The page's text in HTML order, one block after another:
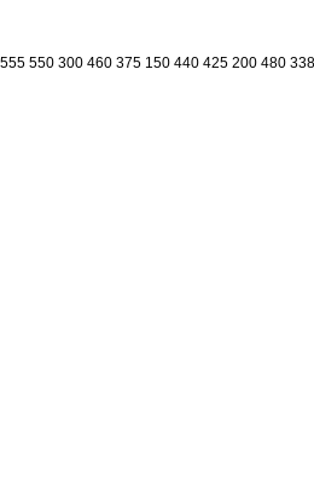
550 300 460 375 150 440 425 200 480